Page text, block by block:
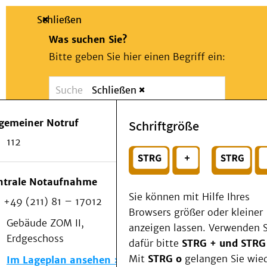
Suche
Schließen
Was suchen Sie?
Bitte geben Sie hier einen Begriff ein:
Suchen
Wählen Sie ein Thema für Ihren
Notfall
Schließen
Notruf
112
Notaufnahme
+49 (211) 81 – 17012
Gebäude ZOM II,
Erdgeschoss
Im Lageplan ansehen
Schriftgröße
Sie können mit Hilfe Ihres
Browsers größer oder kleiner
anzeigen lassen. Verwenden
dafür bitte STRG + und
Mit STRG o gelangen Sie
Patienten & Besucher
Als Patient am UKD
Beratung und Unterstützung
Veranstaltungen
Kommunikation im Medizinwesen (KIM)
Notfall
Forschung & Lehre
Medizinische Fakultät